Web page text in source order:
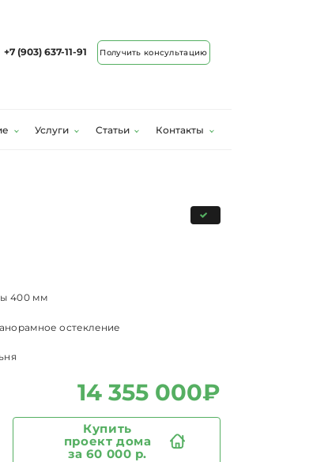
+7 (903) 637-11-91 Получить консультацию
Услуги Статьи Контакты
400 мм
остекление
14 355 000₽
Купить
проект дома
за 60 000 р.